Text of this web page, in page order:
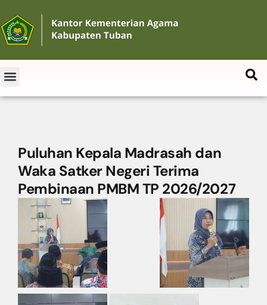
Puluhan Kepala Madrasah dan
Waka Satker Negeri Terima
Pembinaan PMBM TP 2026/2027